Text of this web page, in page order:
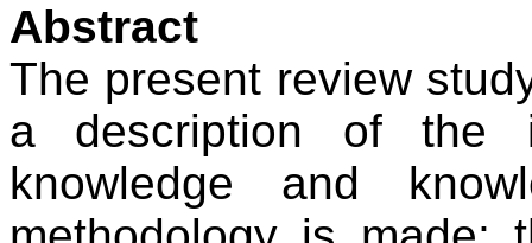
Abstract
The present review
a description ofthe
knowledge and